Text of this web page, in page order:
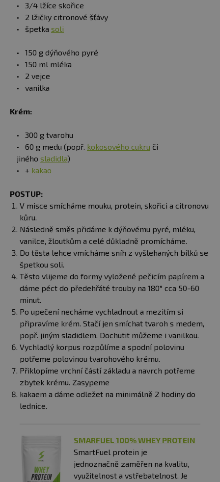
3/4 lžíce skořice
2 lžičky citronové šťávy
špetka soli
150 g dýňového pyré
150 ml mléka
2 vejce
vanilka
Krém:
300 g tvarohu
60 g medu (popř. kokosového cukru či
jiného sladidla)
+ kakao
POSTUP:
V misce smícháme mouku, protein, skořici a citronovu
kůru.
Následně směs přidáme k dýňovému pyré, mléku,
vanilce, žloutkům a celé důkladně promícháme.
Do těsta lehce vmícháme sníh z vyšlehaných bílků se
špetkou soli.
Těsto vlijeme do formy vyložené pečicím papírem a
dáme péct do předehřáté trouby na 180° cca 50-60
minut.
Po upečení necháme vychladnout a mezitím si
připravíme krém. Stačí jen smíchat tvaroh s medem,
popř. jiným sladidlem. Dochutit můžeme i vanilkou.
Vychladlý korpus rozpůlíme a spodní polovinu
potřeme polovinou tvarohového krému.
Přiklopíme vrchní částí základu a navrch potřeme
zbytek krému. Zasypeme
kakaem a dáme odležet na minimálně 2 hodiny do
lednice.
SMARFUEL 100% WHEY PROTEIN
SmartFuel protein je
jednoznačně zaměřen na kvalitu,
využitelnost a vstřebatelnost. Je